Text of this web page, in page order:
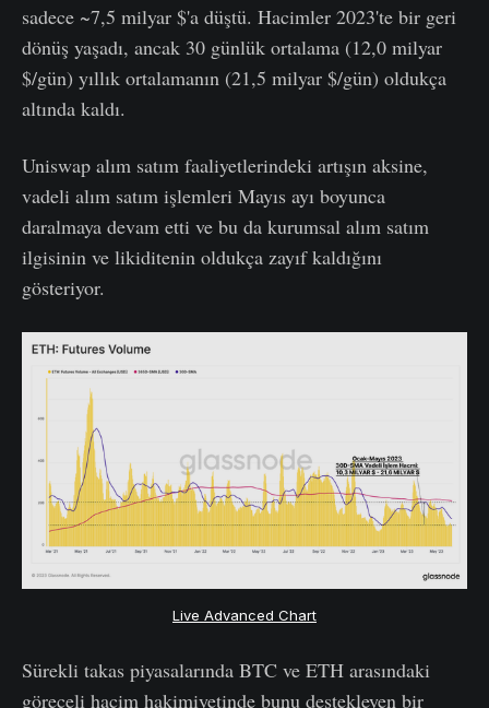
sadece ~7,5 milyar $'a düştü. Hacimler 2023'te bir geri
dönüş yaşadı, ancak 30 günlük ortalama (12,0 milyar
$/gün) yıllık ortalamanın (21,5 milyar $/gün) oldukça
altında kaldı.
Uniswap alım satım faaliyetlerindeki artışın aksine,
vadeli alım satım işlemleri Mayıs ayı boyunca
daralmaya devam etti ve bu da kurumsal alım satım
ilgisinin ve likiditenin oldukça zayıf kaldığını
gösteriyor.
Live Advanced Chart
Sürekli takas piyasalarında BTC ve ETH arasındaki
göreceli hacim hakimiyetinde bunu destekleyen bir